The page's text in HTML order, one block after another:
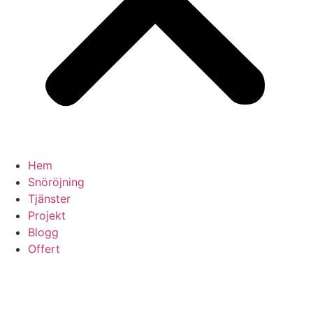
Hem
Snöröjning
Tjänster
Projekt
Blogg
Offert